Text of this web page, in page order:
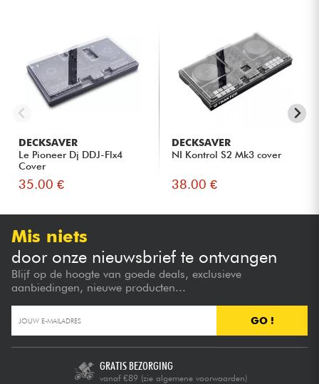
DECKSAVER
Le Pioneer Dj DDJ-Flx4
Cover
35.00 €
DECKSAVER
NI Kontrol S2 Mk3 cover
38.00 €
Mis niets
door onze nieuwsbrief te ontvangen
Blijf op de hoogte van goede deals, exclusieve
aanbiedingen, nieuwe producten...
GO !
GRATIS BEZORGING
vanaf €89 (zie algemene voorwaarden)